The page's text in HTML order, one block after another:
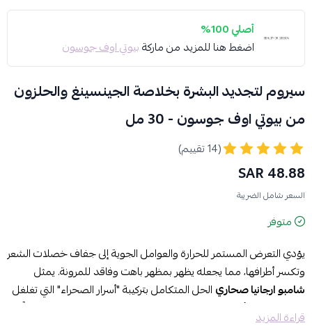
أصلي 100%
اضغط هنا للمزيد من ماركةبيوتي اوف جوسون
سيروم لتجديد البشرة بخلاصة الجينسينغ والحلزون
من بيوتي اوف جوسون - 30 مل
(14 تقييم)
48.88 SAR
السعر شامل الضريبة
متوفر
يؤدي التعرض المستمر للحرارة والعوامل الجوية إلى جفاف خصلات الشعر
وتكسر أطرافها، مما يجعله يظهر بمظهر باهت وفاقد للمرونة. يمثل
شامبو ارجانيا صحاري الحل المتكامل بتركيبة "أسرار الصحراء" التي تغلغل
زيت الأرغان في أعماق البصيلات ليعيد بناء شعركِ ويمنحه قوة ولمعاناً
استثنائياً.
قراءة المزيد